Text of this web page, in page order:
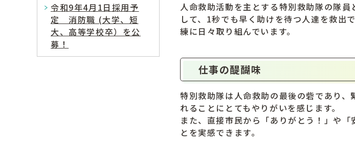
人命救助活動を主とする特別救助隊の隊
して、1秒でも早く助けを待つ人達を救出
練に日々取り組んでいます。
仕事の醍醐味
特別救助隊は人命救助の最後の砦であり
れることにとてもやりがいを感じます。
また、直接市民から「ありがとう！」や
とを実感できます。
令和9年4月1日採用予
定 消防職 (大学、短
大、高等学校卒）を公
募！